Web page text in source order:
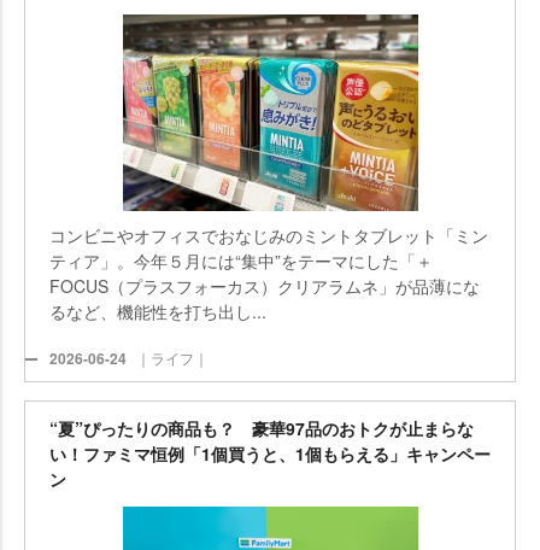
コンビニやオフィスでおなじみのミントタブレット「ミン
ティア」。今年５月には“集中”をテーマにした「＋
FOCUS（プラスフォーカス）クリアラムネ」が品薄にな
るなど、機能性を打ち出し...
2026-06-24 ｜ライフ｜
“夏”ぴったりの商品も？ 豪華97品のおトクが止まらな
い！ファミマ恒例「1個買うと、1個もらえる」キャンペー
ン